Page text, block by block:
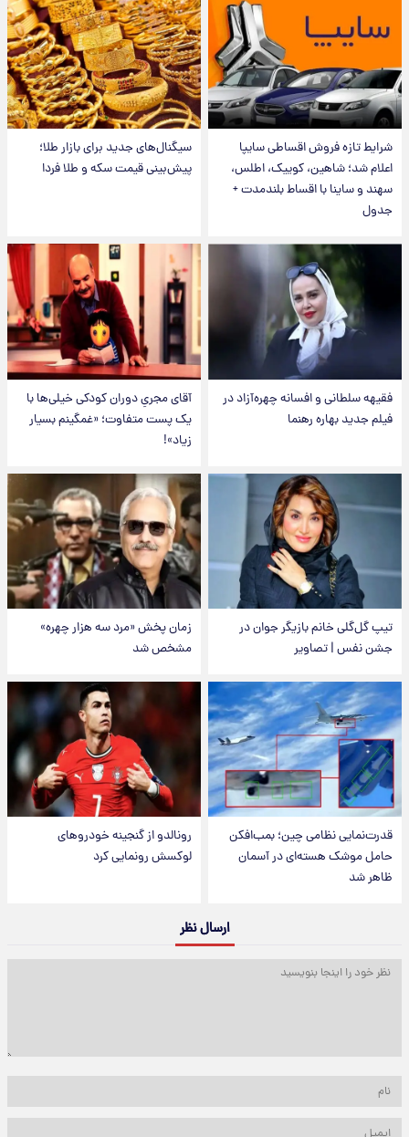
شرایط تازه فروش اقساطی سایپا
اعلام شد؛ شاهین، کوییک، اطلس،
سهند و ساینا با اقساط بلندمدت +
جدول
سیگنال‌های جدید برای بازار طلا؛
پیش‌بینی قیمت سکه و طلا فردا
فقیهه سلطانی و افسانه چهره‌آزاد در
فیلم جدید بهاره رهنما
آقای مجریِ دوران کودکی خیلی‌ها با
یک پست متفاوت؛ «غمگینم بسیار
زیاد»!
تیپ گل‌گلی خانم بازیگر جوان در
جشن نفس | تصاویر
زمان پخش «مرد سه هزار چهره»
مشخص شد
قدرت‌نمایی نظامی چین؛ بمب‌افکن
حامل موشک هسته‌ای در آسمان
ظاهر شد
رونالدو از گنجینه خودروهای
لوکسش رونمایی کرد
ارسال نظر